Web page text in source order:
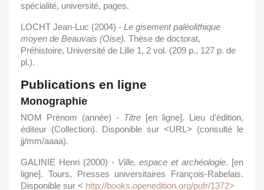
spécialité, université, pages.
LOCHT Jean-Luc (2004) - Le gisement paléolithique
moyen de Beauvais (Oise). Thèse de doctorat,
Préhistoire, Université de Lille 1, 2 vol. (209 p., 127 p. de
pl.).
Publications en ligne
Monographie
NOM Prénom (année) - Titre [en ligne]. Lieu d’édition,
éditeur (Collection). Disponible sur <URL> (consulté le
jj/mm/aaaa).
GALINIE Henri (2000) - Ville, espace et archéologie. [en
ligne]. Tours, Presses universitaires François-Rabelais.
Disponible sur < http://books.openedition.org/pufr/1372>